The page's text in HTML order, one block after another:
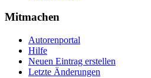
Mitmachen
Autorenportal
Hilfe
Neuen Eintrag erstellen
Letzte Änderungen